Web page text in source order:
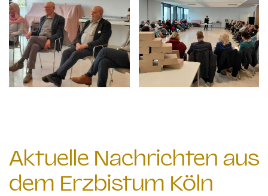
Aktuelle Nachrichten aus
dem Erzbistum Köln